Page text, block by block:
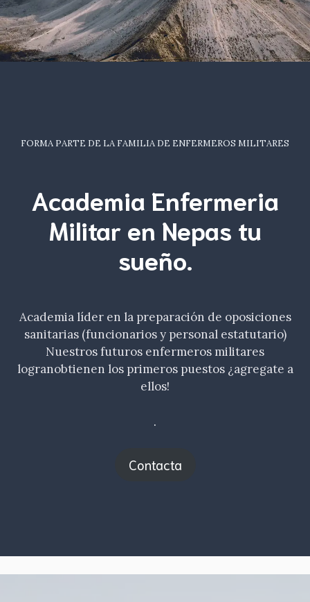
FORMA PARTE DE LA FAMILIA DE ENFERMEROS MILITARES
Academia Enfermeria
Militar en Nepas tu
sueño.
Academia líder en la preparación de oposiciones
sanitarias (funcionarios y personal estatutario)
Nuestros futuros enfermeros militares
logranobtienen los primeros puestos ¿agregate a
ellos!
.
Contacta